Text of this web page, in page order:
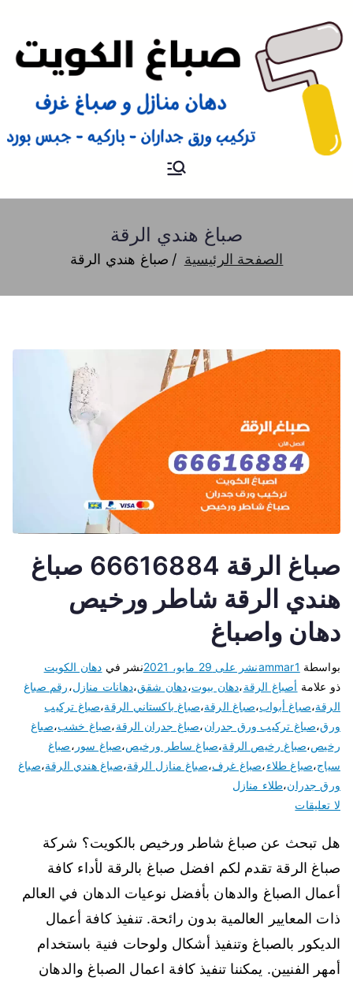
صباغ
صباغ هندي الرقة
الصفحة الرئيسية صباغ هندي الرقة
صباغ الرقة 66616884 صباغ
هندي الرقة شاطر ورخيص
دهان واصباغ
بواسطة ammar1نشر على 29 مايو، 2021 نشر في دهان الكويت
ذو علامة أصباغ الرقة،دهان بيوت،دهان شقق،دهانات منازل،رقم صباغ
الرقة،صباغ أبواب،صباغ الرقة،صباغ باكستاني الرقة،صباغ تركيب
ورق،صباغ تركيب ورق جدران،صباغ جدران الرقة،صباغ خشب،صباغ
رخيص،صباغ رخيص الرقة،صباغ ساطر ورخيص،صباغ سور ،صباغ
سياج،صباغ طلاء،صباغ غرف،صباغ منازل الرقة،صباغ هندي الرقة،صباغ
ورق جدران،طلاء منازل
لا تعليقات
هل تبحث عن صباغ شاطر ورخيص بالكويت؟ شركة
صباغ الرقة تقدم لكم افضل صباغ بالرقة لأداء كافة
أعمال الصباغ والدهان بأفضل نوعيات الدهان في العالم
ذات المعايير العالمية بدون رائحة. تنفيذ كافة أعمال
الديكور بالصباغ وتنفيذ أشكال ولوحات فنية باستخدام
أمهر الفنيين. يمكننا تنفيذ كافة اعمال الصباغ والدهان